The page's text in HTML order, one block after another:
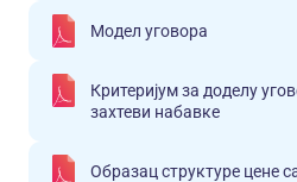
Модел уговора
Критеријум за доделу
захтеви набавке
Образац структуре цене